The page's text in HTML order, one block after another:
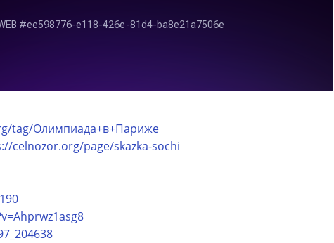
tag/Олимпиада+в+Париже
celnozor.org/page/skazka-sochi